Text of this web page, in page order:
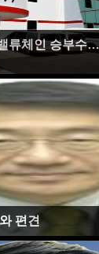
류체인 승부수
편견